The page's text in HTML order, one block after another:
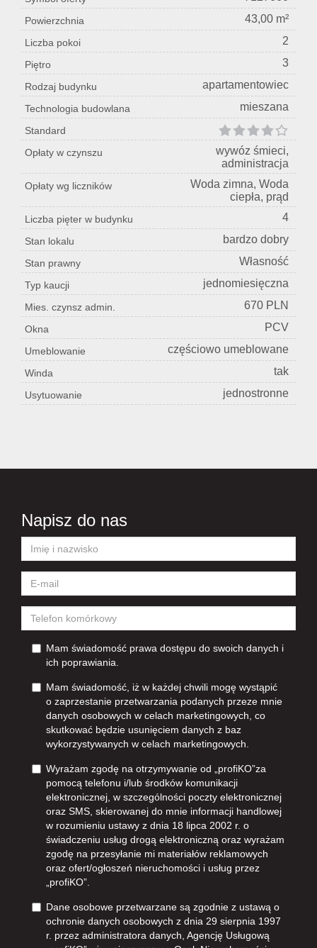
Powierzchnia 43,00 m²
Liczba pokoi 2
Piętro 3
Rodzaj budynku apartamentowiec
Technologia budowlana mieszana
Standard
Opłaty w czynszu
wywóz śmieci,
administracja
Opłaty wg liczników
Woda zimna, Woda
ciepła, prąd
Liczba pięter w budynku 4
Stan lokalu bardzo dobry
Stan prawny Własność
Typ kaucji jednomiesięczna
Mies. czynsz admin. 670 PLN
Okna PCV
Umeblowanie częściowo umeblowane
Winda tak
Usytuowanie jednostronne
Napisz do nas
Mam świadomość prawa dostępu do swoich danych i
ich poprawiania.
Mam świadomość, iż w każdej chwili mogę wystąpić
o zaprzestanie przetwarzania podanych przeze mnie
danych osobowych w celach marketingowych, co
skutkować będzie usunięciem danych z baz
wykorzystywanych w celach marketingowych.
Wyrażam zgodę na otrzymywanie od „profiKO”za
pomocą telefonu i/lub środków komunikacji
elektronicznej, w szczególności poczty elektronicznej
oraz SMS, skierowanej do mnie informacji handlowej
w rozumieniu ustawy z dnia 18 lipca 2002 r. o
świadczeniu usług drogą elektroniczną oraz wyrażam
zgodę na przesyłanie mi materiałów reklamowych
oraz ofert/ogłoszeń nieruchomości i usług przez
„profiKO”.
Dane osobowe przetwarzane są zgodnie z ustawą o
ochronie danych osobowych z dnia 29 sierpnia 1997
r. przez administratora danych, Agencję Usługową